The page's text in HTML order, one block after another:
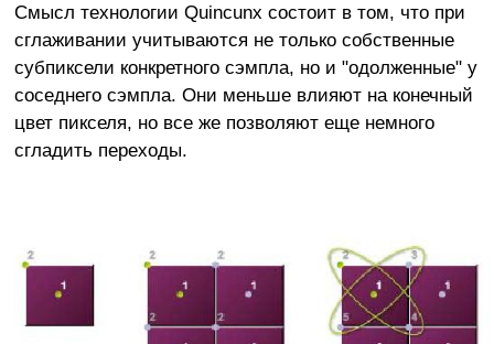
Смысл технологии Quincunx состоит в том, что при
сглаживании учитываются не только собственные
субпиксели конкретного сэмпла, но и "одолженные" у
соседнего сэмпла. Они меньше влияют на конечный
цвет пикселя, но все же позволяют еще немного
сгладить переходы.